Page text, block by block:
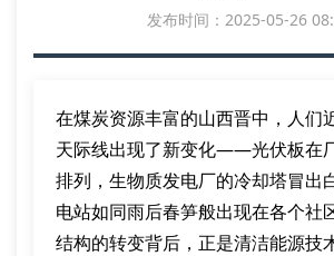
发布时间：2025-05-26
在煤炭资源丰富的山西晋中，人们
天际线出现了新变化——光伏板在
排列，生物质发电厂的冷却塔冒出
电站如同雨后春笋般出现在各个社
结构的转变背后，正是清洁能源技